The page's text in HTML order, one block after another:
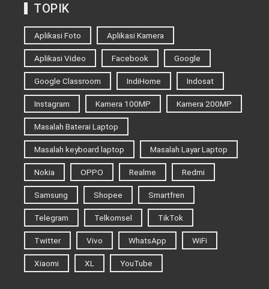
TOPIK
Aplikasi Foto Aplikasi Kamera
Aplikasi Video Facebook Google
Google Classroom IndiHome Indosat
Instagram Kamera 100MP Kamera 200MP
Masalah Baterai Laptop
Masalah keyboard laptop Masalah Layar Laptop
Nokia OPPO Realme Redmi
Samsung Shopee Smartfren
Telegram Telkomsel TikTok
Twitter Vivo WhatsApp WiFi
Xiaomi XL YouTube